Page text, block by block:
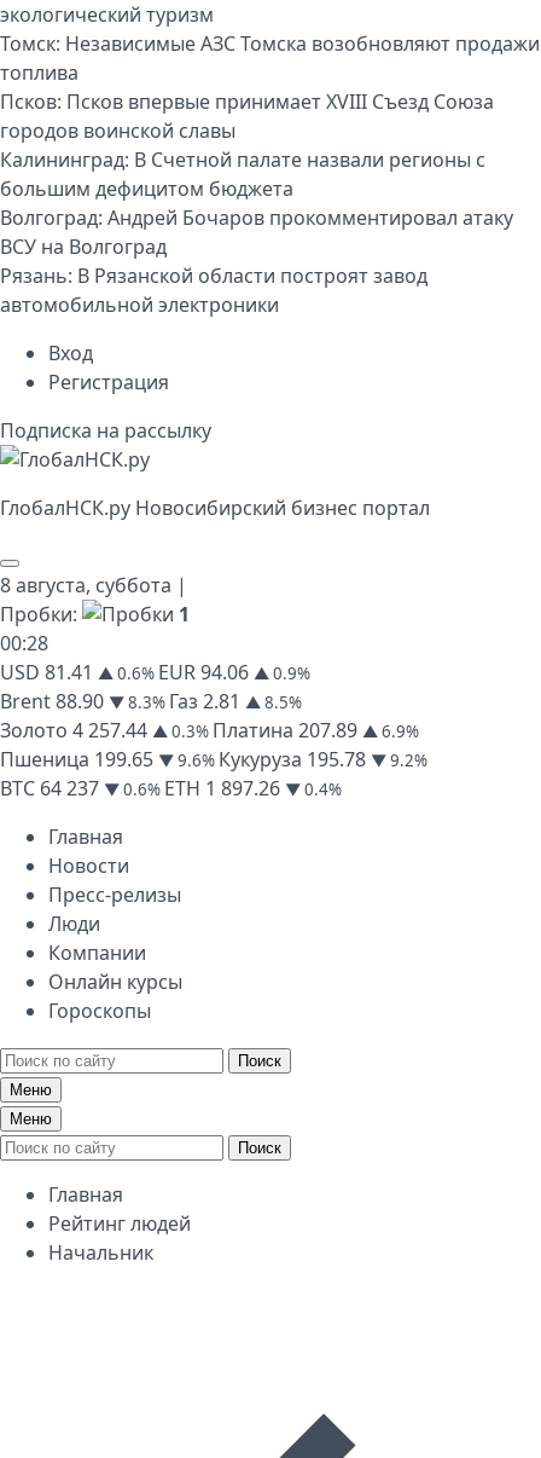
экологический туризм
Томск: Независимые АЗС Томска возобновляют продажи
топлива
Псков: Псков впервые принимает XVIII Съезд Союза
городов воинской славы
Калининград: В Счетной палате назвали регионы с
большим дефицитом бюджета
Волгоград: Андрей Бочаров прокомментировал атаку
ВСУ на Волгоград
Рязань: В Рязанской области построят завод
автомобильной электроники
Вход
Регистрация
Подписка на рассылку
ГлобалНСК.py Новосибирский бизнес портал
8 августа, суббота |
Пробки:
1
00:28
USD 81.41 ▲ 0.6% EUR94.06 ▲ 0.9%
Brent88.90 ▼ 8.3% Газ 2.81 ▲ 8.5%
Золото 4 257.44 ▲ 0.3% Платина 207.89 ▲ 6.9%
Пшеница 199.65 ▼ 9.6% Кукуруза 195.78 ▼ 9.2%
BTC 64 237 ▼ 0.6% ETH 1 897.26 ▼ 0.4%
Главная
Новости
Пресс-релизы
Люди
Компании
Онлайн курсы
Гороскопы
Поиск
Меню
Меню
Поиск
Главная
Рейтинг людей
Начальник